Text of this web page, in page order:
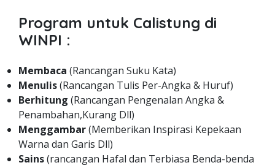
Program untuk Calistung di
WINPI :
Membaca (Rancangan Suku Kata)
Menulis(Rancangan Tulis Per-Angka & Huruf)
Berhitung (Rancangan Pengenalan Angka &
Penambahan,Kurang Dll)
Menggambar(Memberikan Inspirasi Kepekaan
Warna dan Garis Dll)
Sains(rancangan Hafal dan Terbiasa Benda-benda